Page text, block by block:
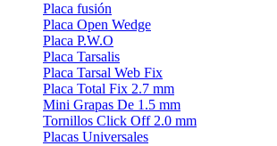
Placa fusión
Placa Open Wedge
Placa P.W.O
Placa Tarsalis
Placa Tarsal Web Fix
Placa Total Fix 2.7 mm
Mini Grapas De 1.5 mm
Tornillos Click Off 2.0 mm
Placas Universales